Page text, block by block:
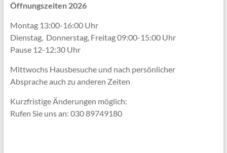
Öffnungszeiten 2026
Montag 13:00-16:00 Uhr
Dienstag, Donnerstag, Freitag 09:00-15:00 Uhr
Pause 12-12:30 Uhr
Mittwochs Hausbesuche und nach persönlicher
Abspracheauch zu anderen Zeiten
Kurzfristige Änderungen möglich:
Rufen Sie uns an: 030 89749180